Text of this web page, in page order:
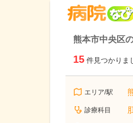
熊本市中央区
15 件見つかりま
エリア/駅
診療科目